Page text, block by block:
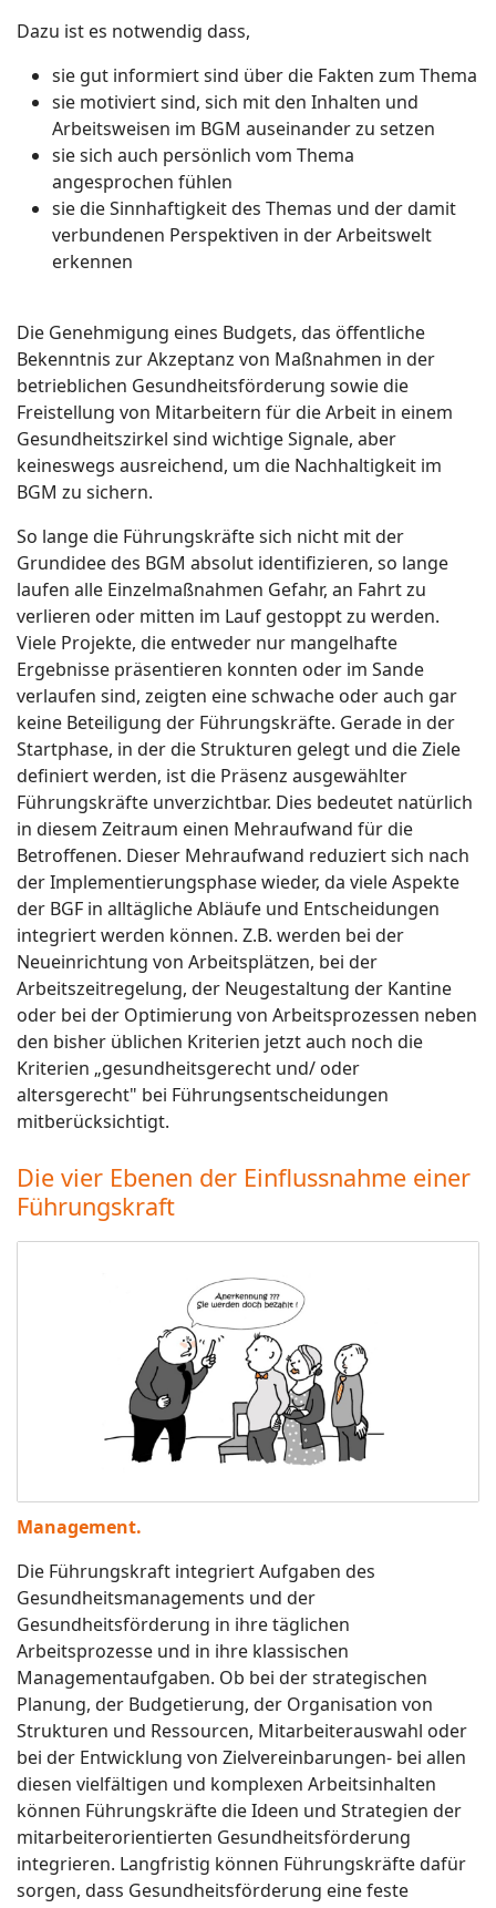
Dazu ist es notwendig dass,
sie gut informiert sind über die Fakten zum Thema
sie motiviert sind, sich mit den Inhalten und
Arbeitsweisen im BGM auseinander zu setzen
sie sich auch persönlich vom Thema
angesprochen fühlen
sie die Sinnhaftigkeit des Themas und der damit
verbundenen Perspektiven in der Arbeitswelt
erkennen
Die Genehmigung eines Budgets, das öffentliche
Bekenntnis zur Akzeptanz von Maßnahmen in der
betrieblichen Gesundheitsförderung sowie die
Freistellung von Mitarbeitern für die Arbeit in einem
Gesundheitszirkel sind wichtige Signale, aber
keineswegs ausreichend, um die Nachhaltigkeit im
BGM zu sichern.
So lange die Führungskräfte sich nicht mit der
Grundidee des BGM absolut identifizieren, so lange
laufen alle Einzelmaßnahmen Gefahr, an Fahrt zu
verlieren oder mitten im Lauf gestoppt zu werden.
Viele Projekte, die entweder nur mangelhafte
Ergebnisse präsentieren konnten oder im Sande
verlaufen sind, zeigten eine schwache oder auch gar
keine Beteiligung der Führungskräfte. Gerade in der
Startphase, in der die Strukturen gelegt und die Ziele
definiert werden, ist die Präsenz ausgewählter
Führungskräfte unverzichtbar. Dies bedeutet natürlich
in diesem Zeitraum einen Mehraufwand für die
Betroffenen. Dieser Mehraufwand reduziert sich nach
der Implementierungsphase wieder, da viele Aspekte
der BGF in alltägliche Abläufe und Entscheidungen
integriert werden können. Z.B. werden bei der
Neueinrichtung von Arbeitsplätzen, bei der
Arbeitszeitregelung, der Neugestaltung der Kantine
oder bei der Optimierung von Arbeitsprozessen neben
den bisher üblichen Kriterien jetzt auch noch die
Kriterien „gesundheitsgerecht und/ oder
altersgerecht" bei Führungsentscheidungen
mitberücksichtigt.
Die vier Ebenen der Einflussnahme einer
Führungskraft
Management.
Die Führungskraft integriert Aufgaben des
Gesundheitsmanagements und der
Gesundheitsförderung in ihre täglichen
Arbeitsprozesse und in ihre klassischen
Managementaufgaben. Ob bei der strategischen
Planung, der Budgetierung, der Organisation von
Strukturen und Ressourcen, Mitarbeiterauswahl oder
bei der Entwicklung von Zielvereinbarungen- bei allen
diesen vielfältigen und komplexen Arbeitsinhalten
können Führungskräfte die Ideen und Strategien der
mitarbeiterorientierten Gesundheitsförderung
integrieren. Langfristig können Führungskräfte dafür
sorgen, dass Gesundheitsförderung eine feste